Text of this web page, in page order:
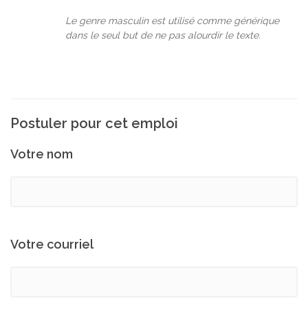
Le genre masculin est utilisé comme générique
dans le seul but de ne pas alourdir le texte.
Postuler pour cet emploi
Votre nom
Votre courriel